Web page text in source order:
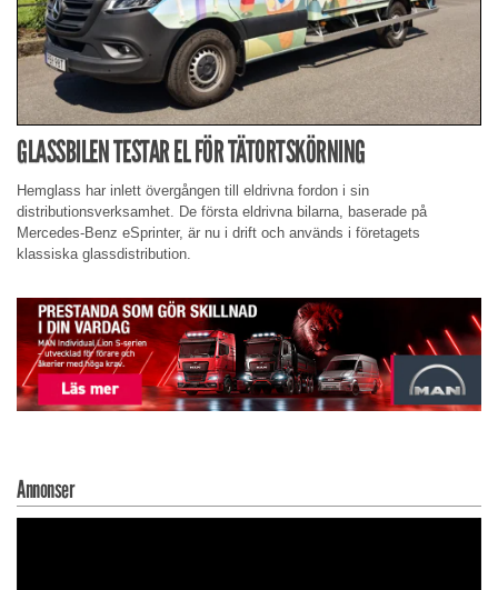
GLASSBILEN TESTAR EL FÖR TÄTORTSKÖRNING
Hemglass har inlett övergången till eldrivna fordon i sin
distributionsverksamhet. De första eldrivna bilarna, baserade på
Mercedes-Benz eSprinter, är nu i drift och används i företagets
klassiska glassdistribution.
Annonser